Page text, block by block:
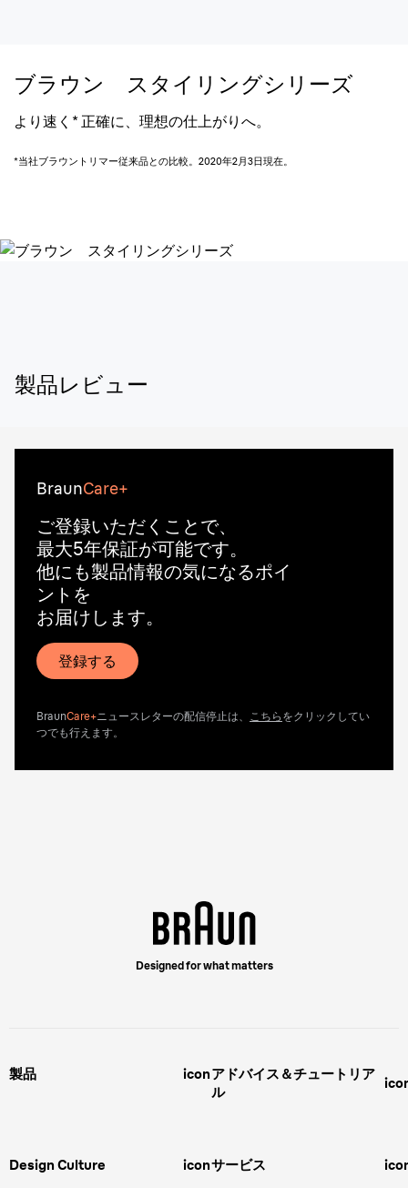
ブラウン スタイリングシリーズ
より速く* 正確に、理想の仕上がりへ。
*当社ブラウントリマー従来品との比較。2020年2月3日現在。
製品レビュー
BraunCare+
ご登録いただくことで、
最大5年保証が可能です。
他にも製品情報の気になるポイ
ントを
お届けします。
登録する
BraunCare+ニュースレターの配信停止は、 こちら をクリックしてい
つでも行えます。
Designed for what matters
製品 icon
スキンケア
アドバイス＆チュートリア
ル
ボディグルーミング
Design Culture iconサービス